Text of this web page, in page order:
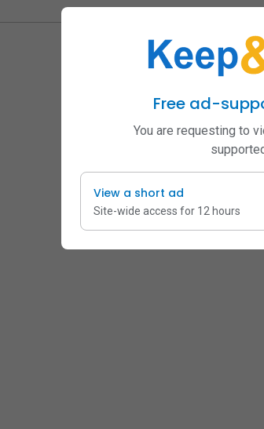
Free ad-
You are requesting to
View a short ad
Site-wide access for 12 hours